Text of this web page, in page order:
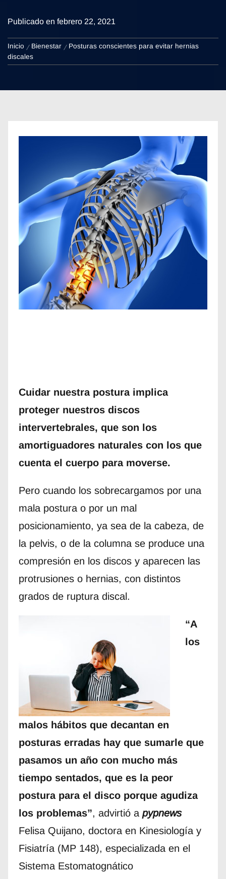
Publicado en febrero 22, 2021
Inicio Bienestar
Posturas conscientes para evitar hernias
discales
Cuidar nuestra postura implica
proteger nuestros discos
intervertebrales, que son los
amortiguadores naturales con los que
cuenta el cuerpo para moverse.
Pero cuando los sobrecargamos por una
mala postura o por un mal
posicionamiento, ya sea de la cabeza, de
la pelvis, o de la columna se produce una
compresión en los discos y aparecen las
protrusiones o hernias, con distintos
grados de ruptura discal.
“A
los
malos hábitos que decantan en
posturas erradas hay que sumarle que
pasamos un año con mucho más
tiempo sentados, que es la peor
postura para el disco porque agudiza
los problemas”, advirtió a pypnews
Felisa Quijano, doctora en Kinesiología y
Fisiatría (MP 148), especializada en el
Sistema Estomatognático